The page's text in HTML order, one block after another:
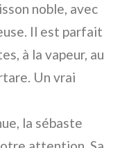
noble, avec
Il est parfait
à la vapeur, au
Un vrai
la sébaste